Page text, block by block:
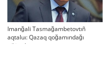
Imanğali Tasmağambetovtıñ
aqtaluı: Qazaq qoğamındağı
pikirtalastar